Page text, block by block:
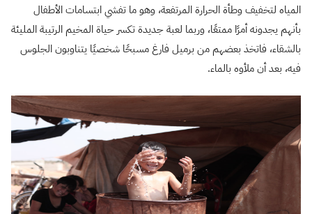
المياه لتخفيف وطأة الحرارة المرتفعة، وهو ما تفشي ابتسامات الأطفال
بأنهم يجدونه أمرًا ممتعًا، وربما لعبة جديدة تكسر حياة المخيم الرتيبة المليئة
بالشقاء، فاتخذ بعضهم من برميل فارغ مسبحًا شخصيًا يتناوبون الجلوس
فيه، بعد أن ملأوه بالماء.